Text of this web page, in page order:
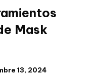
Mask
13, 2024